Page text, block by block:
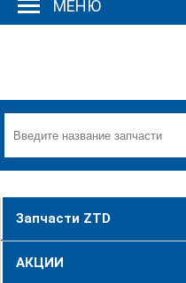
МЕНЮ
Запчасти ZTD
АКЦИИ